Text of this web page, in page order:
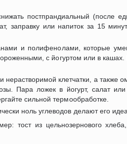
постпрандиальный (после
заправку или напиток за 15
и полифенолами, которые
с йогуртом или в
нерастворимой клетчатки, а
Пара ложек в йогурт, салат
сильной термообработке.
ноль углеводов делают его
тост из цельнозернового